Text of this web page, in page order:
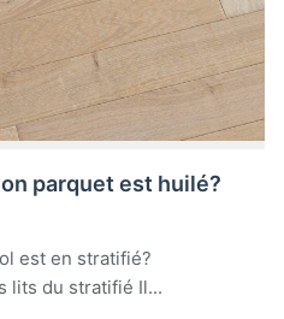
parquet est huilé?
est en stratifié?
lits du stratifié Il...